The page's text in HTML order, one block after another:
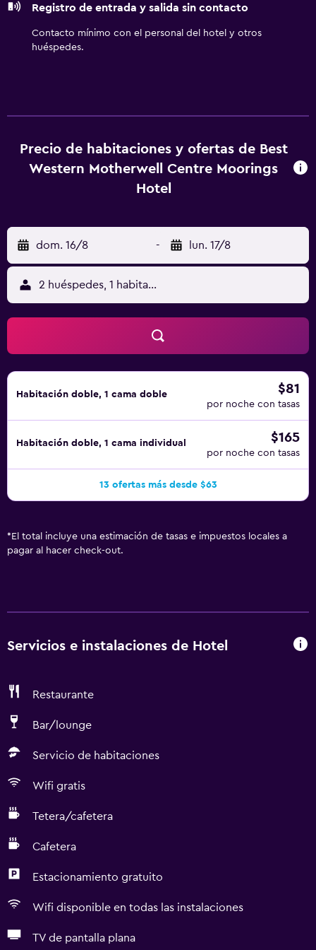
enlaces de transporte y aventuras al aire libre.
Registro de entrada y salida sin contacto
Contacto mínimo con el personal del hotel y otros
huéspedes.
Precio de habitaciones y ofertas de Best
Western Motherwell Centre Moorings
Hotel
dom. 16/8 - lun. 17/8
2 huéspedes, 1 habitación
Habitación doble, 1 cama doble $81
por noche con tasas
Habitación doble, 1 cama individual $165
por noche con tasas
13 ofertas más desde $63
* El total incluye una estimación de tasas e impuestos locales a
pagar al hacer check-out.
Servicios e instalaciones de Hotel
Restaurante
Bar/lounge
Servicio de habitaciones
Wifi gratis
Tetera/cafetera
Cafetera
Estacionamiento gratuito
Wifi disponible en todas las instalaciones
TV de pantalla plana